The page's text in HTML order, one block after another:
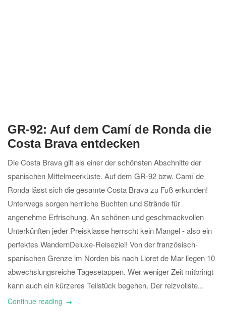
GR-92: Auf dem Camí de Ronda die
Costa Brava entdecken
Die Costa Brava gilt als einer der schönsten Abschnitte der
spanischen Mittelmeerküste. Auf dem GR-92 bzw. Camí de
Ronda lässt sich die gesamte Costa Brava zu Fuß erkunden!
Unterwegs sorgen herrliche Buchten und Strände für
angenehme Erfrischung. An schönen und geschmackvollen
Unterkünften jeder Preisklasse herrscht kein Mangel - also ein
perfektes WandernDeluxe-Reiseziel! Von der französisch-
spanischen Grenze im Norden bis nach Lloret de Mar liegen 10
abwechslungsreiche Tagesetappen. Wer weniger Zeit mitbringt
kann auch ein kürzeres Teilstück begehen. Der reizvollste...
Continue reading